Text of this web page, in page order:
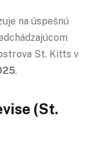
na úspešnú
St. Kitts v
.
(St.